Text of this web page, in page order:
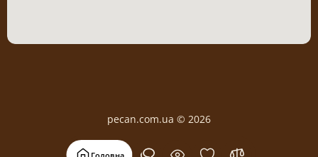
Головна
pecan.com.ua © 2026